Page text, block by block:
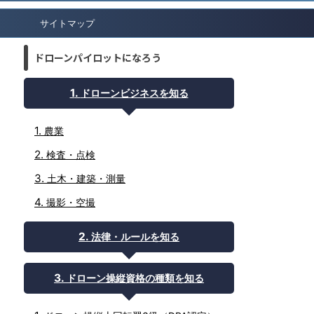
サイトマップ
ドローンパイロットになろう
ドローンビジネスを知る
農業
検査・点検
土木・建築・測量
撮影・空撮
法律・ルールを知る
ドローン操縦資格の種類を知る